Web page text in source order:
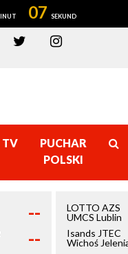
07
TV
PUCHAR
POLSKI
--
--
LOTTO AZS
UMCS Lublin
Isands JTEC
Wichoś